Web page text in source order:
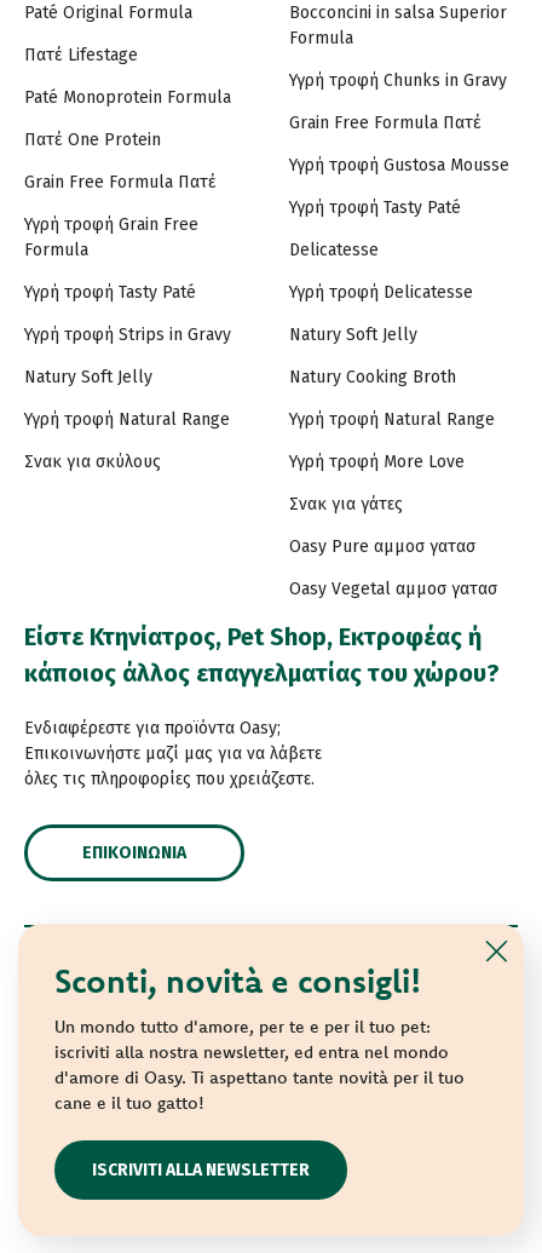
Sconti, novità e consigli!
Un mondo tutto d'amore, per te e per il tuo pet:
iscriviti alla nostra newsletter, ed entra nel mondo
d'amore di Oasy. Ti aspettano tante novità per il tuo
cane e il tuo gatto!
ISCRIVITI ALLA NEWSLETTER
Paté Original Formula
Πατέ Lifestage
Paté Monoprotein Formula
Πατέ One Protein
Grain Free Formula Πατέ
Υγρή τροφή Grain Free
Formula
Υγρή τροφή Tasty Paté
Υγρή τροφή Strips in Gravy
Natury Soft Jelly
Υγρή τροφή Natural Range
Σνακ για σκύλους
Bocconcini in salsa Superior
Formula
Υγρή τροφή Chunks in Gravy
Grain Free Formula Πατέ
Υγρή τροφή Gustosa Mousse
Υγρή τροφή Tasty Paté
Delicatesse
Υγρή τροφή Delicatesse
Natury Soft Jelly
Natury Cooking Broth
Υγρή τροφή Natural Range
Υγρή τροφή More Love
Σνακ για γάτες
Oasy Pure αμμοσ γατασ
Oasy Vegetal αμμοσ γατασ
Είστε Κτηνίατρος, Pet Shop, Εκτροφέας ή
κάποιος άλλος επαγγελματίας του χώρου?
Ενδιαφέρεστε για προϊόντα Oasy;
Επικοινωνήστε μαζί μας για να λάβετε
όλες τις πληροφορίες που χρειάζεστε.
ΕΠΙΚΟΙΝΩΝΊΑ
© 2021 Oasy. Με επιφύλαξη κάθε νόμιμου δικαιώματος.
Wonderfood S.p.A. Strada dei Censiti, 2 - 47891 Repubblica
di San Marino - C.o.E. SM 04018
Privacy policy-Cookie policy-Sitemap
websolute